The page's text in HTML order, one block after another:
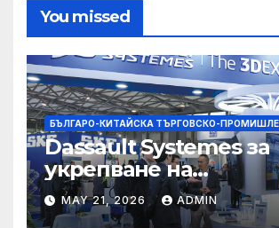
You missed
БЪЛГАРО-КИТАЙСКА ТЪРГОВСКО-
Dassault Systemes за
укрепване на
изграждането на AI
екосистема в Китай
MAY 21, 2026 ADMIN